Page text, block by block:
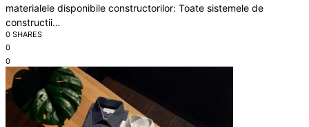
materialele disponibile constructorilor: Toate sistemele de
constructii…
0 SHARES
0
0